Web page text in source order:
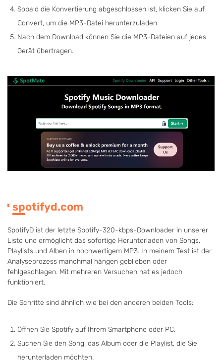
Sobald die Konvertierung abgeschlossen ist, klicken Sie auf
Convert, um die MP3-Datei herunterzuladen.
Nach dem Download können Sie die MP3-Dateien auf jedes
Gerät übertragen.
spotifyd.com
SpotifyD ist der letzte Spotify-320-kbps-Downloader in unserer
Liste und ermöglicht das sofortige Herunterladen von Songs,
Playlists und Alben in hochwertigem MP3. In meinem Test ist der
Analyseprozess manchmal hängen geblieben oder
fehlgeschlagen. Mit mehreren Versuchen hat es jedoch
funktioniert.
Die Schritte sind ähnlich wie bei den anderen beiden Tools:
Öffnen Sie Spotify auf Ihrem Smartphone oder PC.
Suchen Sie den Song, das Album oder die Playlist, die Sie
herunterladen möchten.